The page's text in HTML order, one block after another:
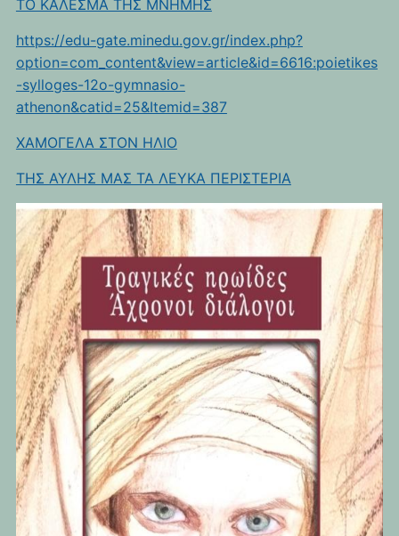
TO KAΛEΣΜΑ ΤΗΣ ΜΝΗΜΗΣ
https://edu-gate.minedu.gov.gr/index.php?
option=com_content&view=article&id=6616:poietikes
-sylloges-12o-gymnasio-
athenon&catid=25&Itemid=387
ΧΑΜΟΓΕΛΑ ΣΤΟΝ ΗΛΙΟ
ΤΗΣ ΑΥΛΗΣ ΜΑΣ ΤΑ ΛΕΥΚΑ ΠΕΡΙΣΤΕΡΙΑ